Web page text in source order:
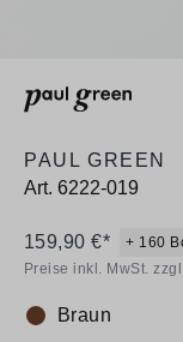
PAUL GREEN
Art. 6222-019
159,90 €* + 160
Preise inkl. MwSt.
Farbe:
Braun